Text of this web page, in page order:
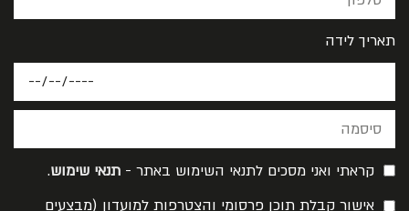
תאריך לידה
קראתי ואני מסכים לתנאי השימוש באתר - תנאי שימוש.
אישור קבלת תוכן פרסומי והצטרפות למועדון (מבצעים